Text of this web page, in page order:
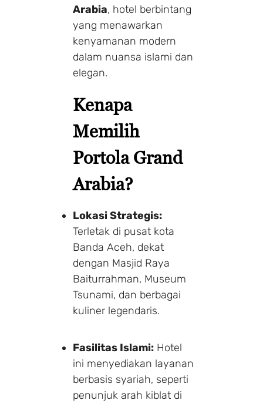
Arabia, hotel berbintang
yang menawarkan
kenyamanan modern
dalam nuansa islami dan
elegan.
Kenapa
Memilih
Portola Grand
Arabia?
Lokasi Strategis:
Terletak di pusat kota
Banda Aceh, dekat
dengan Masjid Raya
Baiturrahman, Museum
Tsunami, dan berbagai
kuliner legendaris.
Fasilitas Islami: Hotel
ini menyediakan layanan
berbasis syariah, seperti
penunjuk arah kiblat di